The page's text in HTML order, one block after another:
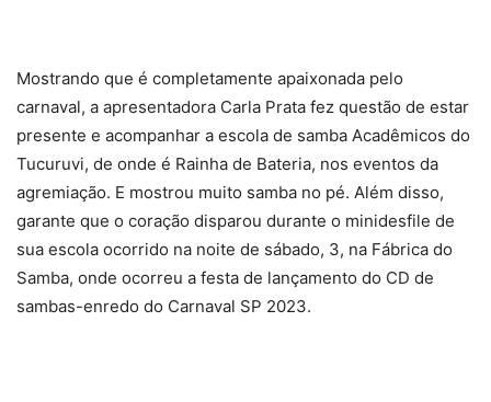
Mostrando que é completamente apaixonada pelo
carnaval, a apresentadora Carla Prata fez questão de estar
presente e acompanhar a escola de samba Acadêmicos do
Tucuruvi, de onde é Rainha de Bateria, nos eventos da
agremiação. E mostrou muito samba no pé. Além disso,
garante que o coração disparou durante o minidesfile de
sua escola ocorrido na noite de sábado, 3, na Fábrica do
Samba, onde ocorreu a festa de lançamento do CD de
sambas-enredo do Carnaval SP 2023.